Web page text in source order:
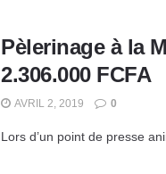
Pèlerinage à la
2.306.000 FCFA
AVRIL 2, 2019 0
Lors d’un point de presse